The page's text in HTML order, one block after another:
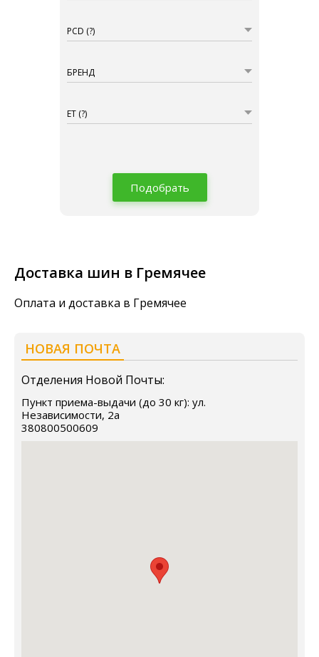
PCD (?)
БРЕНД
ET (?)
Подобрать
Доставка шин в Гремячее
Оплата и доставка в Гремячее
НОВАЯ ПОЧТА
Отделения Новой Почты:
Пункт приема-выдачи (до 30 кг): ул.
Независимости, 2а
380800500609